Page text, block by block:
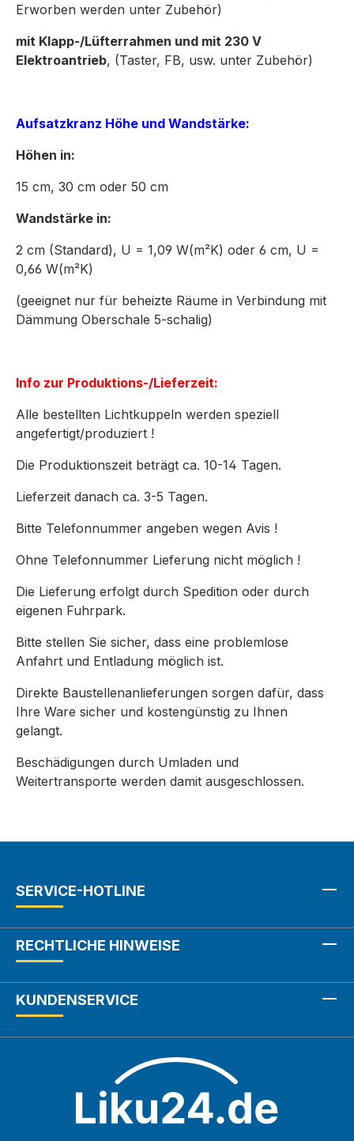
Erworben werden unter Zubehör)
mit Klapp-/Lüfterrahmen und mit 230 V
Elektroantrieb, (Taster, FB, usw. unter Zubehör)
Aufsatzkranz Höhe und Wandstärke:
Höhen in:
15 cm, 30 cm oder 50 cm
Wandstärke in:
2 cm (Standard), U = 1,09 W(m²K) oder 6 cm, U =
0,66 W(m²K)
(geeignet nur für beheizte Räume in Verbindung mit
Dämmung Oberschale 5-schalig)
Info zur Produktions-/Lieferzeit:
Alle bestellten Lichtkuppeln werden speziell
angefertigt/produziert !
Die Produktionszeit beträgt ca. 10-14 Tagen.
Lieferzeit danach ca. 3-5 Tagen.
Bitte Telefonnummer angeben wegen Avis !
Ohne Telefonnummer Lieferung nicht möglich !
Die Lieferung erfolgt durch Spedition oder durch
eigenen Fuhrpark.
Bitte stellen Sie sicher, dass eine problemlose
Anfahrt und Entladung möglich ist.
Direkte Baustellenanlieferungen sorgen dafür, dass
Ihre Ware sicher und kostengünstig zu Ihnen
gelangt.
Beschädigungen durch Umladen und
Weitertransporte werden damit ausgeschlossen.
SERVICE-HOTLINE
RECHTLICHE HINWEISE
KUNDENSERVICE